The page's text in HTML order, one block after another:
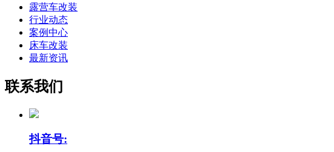
露营车改装
行业动态
案例中心
床车改装
最新资讯
联系我们
抖音号: